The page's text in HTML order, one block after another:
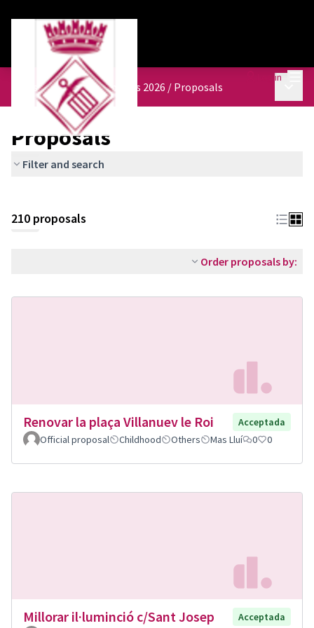
Log in
Pressupostos participatius 2026 / Proposals
Proposals
Filter and search
210 proposals
Order proposals by:
Renovar la plaça Villanuev le Roi
Acceptada
Official proposal
Childhood Others Mas Lluí 0 0
Millorar il·luminció c/Sant Josep Acceptada